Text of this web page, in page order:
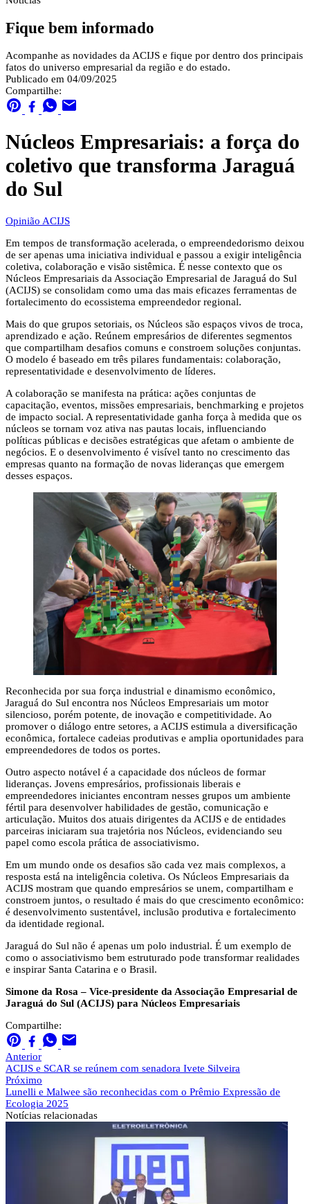
Fique bem informado
Acompanhe as novidades da ACIJS e fique por dentro dos principais
fatos do universo empresarial da região e do estado.
Publicado em 04/09/2025
Compartilhe:
Núcleos Empresariais: a força do
coletivo que transforma Jaraguá
do Sul
Opinião ACIJS
Em tempos de transformação acelerada, o empreendedorismo deixou
de ser apenas uma iniciativa individual e passou a exigir inteligência
coletiva, colaboração e visão sistêmica. É nesse contexto que os
Núcleos Empresariais da Associação Empresarial de Jaraguá do Sul
(ACIJS) se consolidam como uma das mais eficazes ferramentas de
fortalecimento do ecossistema empreendedor regional.
Mais do que grupos setoriais, os Núcleos são espaços vivos de troca,
aprendizado e ação. Reúnem empresários de diferentes segmentos
que compartilham desafios comuns e constroem soluções conjuntas.
O modelo é baseado em três pilares fundamentais: colaboração,
representatividade e desenvolvimento de líderes.
A colaboração se manifesta na prática: ações conjuntas de
capacitação, eventos, missões empresariais, benchmarking e projetos
de impacto social. A representatividade ganha força à medida que os
núcleos se tornam voz ativa nas pautas locais, influenciando
políticas públicas e decisões estratégicas que afetam o ambiente de
negócios. E o desenvolvimento é visível tanto no crescimento das
empresas quanto na formação de novas lideranças que emergem
desses espaços.
Reconhecida por sua força industrial e dinamismo econômico,
Jaraguá do Sul encontra nos Núcleos Empresariais um motor
silencioso, porém potente, de inovação e competitividade. Ao
promover o diálogo entre setores, a ACIJS estimula a diversificação
econômica, fortalece cadeias produtivas e amplia oportunidades para
empreendedores de todos os portes.
Outro aspecto notável é a capacidade dos núcleos de formar
lideranças. Jovens empresários, profissionais liberais e
empreendedores iniciantes encontram nesses grupos um ambiente
fértil para desenvolver habilidades de gestão, comunicação e
articulação. Muitos dos atuais dirigentes da ACIJS e de entidades
parceiras iniciaram sua trajetória nos Núcleos, evidenciando seu
papel como escola prática de associativismo.
Em um mundo onde os desafios são cada vez mais complexos, a
resposta está na inteligência coletiva. Os Núcleos Empresariais da
ACIJS mostram que quando empresários se unem, compartilham e
constroem juntos, o resultado é mais do que crescimento econômico:
é desenvolvimento sustentável, inclusão produtiva e fortalecimento
da identidade regional.
Jaraguá do Sul não é apenas um polo industrial. É um exemplo de
como o associativismo bem estruturado pode transformar realidades
e inspirar Santa Catarina e o Brasil.
Simone da Rosa – Vice-presidente da Associação Empresarial de
Jaraguá do Sul (ACIJS) para Núcleos Empresariais
Compartilhe:
Anterior
ACIJS e SCAR se reúnem com senadora Ivete Silveira
Próximo
Lunelli e Malwee são reconhecidas com o Prêmio Expressão de
Ecologia 2025
Notícias relacionadas